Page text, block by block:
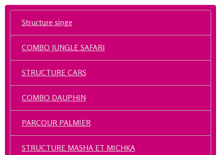
Structure singe
COMBO JUNGLE SAFARI
STRUCTURE CARS
COMBO DAUPHIN
PARCOUR PALMIER
STRUCTURE MASHA ET MICHKA